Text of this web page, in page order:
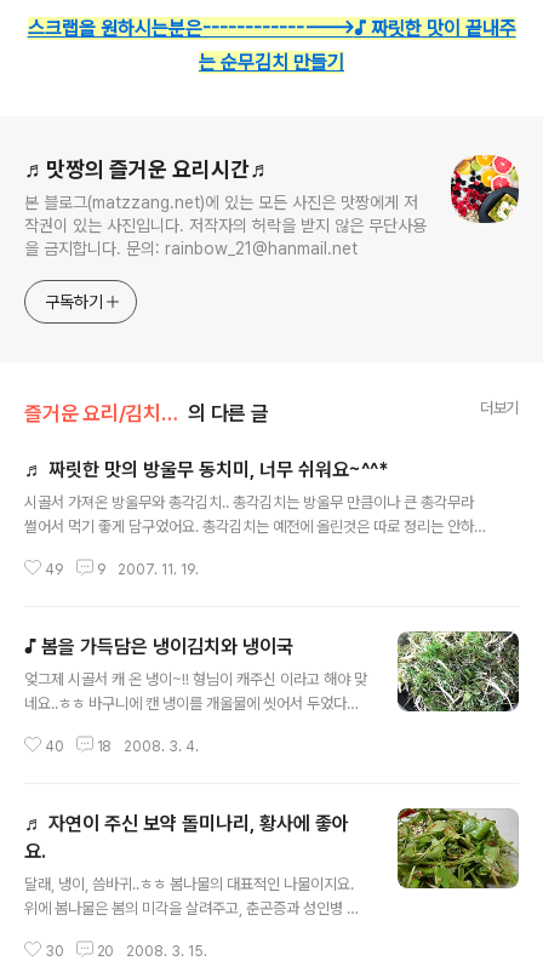
스크랩을 원하시는분은--------------->♪ 짜릿한 맛이 끝내주
는 순무김치 만들기
♬맛짱의 즐거운 요리시간♬
본 블로그(matzzang.net)에 있는 모든 사진은 맛짱에게 저
작권이 있는 사진입니다. 저작자의 허락을 받지 않은 무단사용
을 금지합니다. 문의: rainbow_21@hanmail.net
구독하기
즐거운 요리/김치 겉절이 의 다른 글 더보기
♬ 짜릿한 맛의 방울무 동치미, 너무 쉬워요~^^*
시골서 가져온 방울무와 총각김치.. 총각김치는 방울무 만큼이나 큰 총각무라
썰어서 먹기 좋게 담구었어요. 총각김치는 예전에 올린것은 따로 정리는 안하였
ㅎㅎ 갓김치, 깻잎지.. 호박지도 있는데... 동안 바쁘다는 핑계로 자료 정리를 못
안난답니다. 땅속에 묻려 있던 항아리, 가마니를 덮어 보온을 하고.. 잘익은 동치
미를 꺼내자면.. 얼음이얼어 있엇지요.. 다른 그릇으로 얼음을 깨면 그릇이 깨지
니.. 스탠(?)대접을 가지고 탁탁 치거나.. 동치미국물의 얼음이 두꺼우면 그릇으
49 9 2007. 11. 19.
♪ 봄을 가득담은 냉이김치와 냉이국
엊그제 시골서 캐 온 냉이~!! 형님이 캐주신 이라고 해야 맞
네요..ㅎㅎ 바구니에 캔 냉이를 개울물에 씻어서 두었다가..
그랴서 다 하나도 안남기고 다 싸가지고 간다구 했어요 -..-
는 김치를 담았어요. 나물이야 무쳐서 바로 먹는 잇점이 있
지만, 김치는 저장을 할 수 있다는 장점이 있잖아요. 그래
서.. 두고두고 봄을 느끼며. 맛있게 먹으려고 김치를 담구어
보았어요. 이 겨울을 지낸 냉이는 보약중에 보약이예요. 비
타민 A를 비롯한 각종 영양소가 가득이랍니다. 춘곤증??
ㅎㅎ 저리가라~!!! 노곤함?? 드시면서 원기 회복 된답니..
40 18 2008. 3. 4.
♬ 자연이 주신 보약 돌미나리, 황사에 좋아
요.
달래, 냉이, 씀바귀..ㅎㅎ 봄나물의 대표적인 나물이지요.
위에 봄나물은 봄의 미각을 살려주고, 춘곤증과 성인병 예
물론 봄이라 많은 나물이 나오는 때이지만.. 대표로 적는다
30 20 2008. 3. 15.